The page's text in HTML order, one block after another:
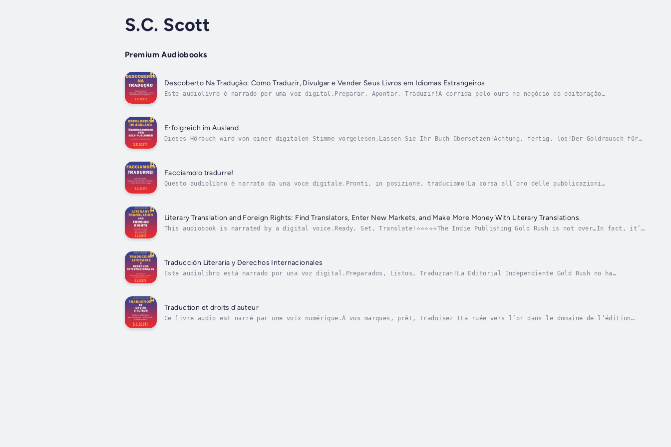
S.C. Scott
Premium Audiobooks
Descoberto Na Tradução: Como Traduzir, Divulgar e Vender Seus Livros em Idiomas Estrangeiros
Este audiolivro é narrado por uma voz digital.Preparar, Apontar, Traduzir!A corrida pelo ouro no negócio da editoração
Erfolgreich im Ausland
Dieses Hörbuch wird von einer digitalen Stimme vorgelesen.Lassen Sie Ihr Buch übersetzen!Achtung, fertig, los!Der Goldrausch für
Facciamolo tradurre!
Questo audiolibro è narrato da una voce digitale.Pronti, in posizione, traduciamo!La corsa all’oro delle pubblicazioni
Literary Translation and Foreign Rights: Find Translators, Enter New Markets, and Make More Money With Literary Translations
This audiobook is narrated by a digital voice.Ready, Set, Translate!⭐⭐⭐⭐⭐The Indie Publishing Gold Rush is not over…In fact, it’s
Traducción Literaria y Derechos Internacionales
Este audiolibro está narrado por una voz digital.Preparados, Listos, Traduzcan!La Editorial Independiente Gold Rush no ha
Traduction et droits d'auteur
Ce livre audio est narré par une voix numérique.À vos marques, prêt, traduisez !La ruée vers l’or dans le domaine de l’édition